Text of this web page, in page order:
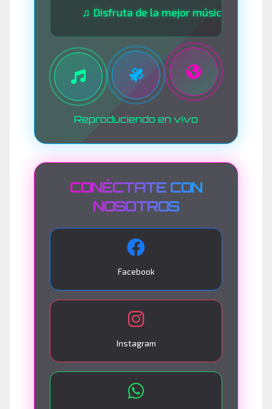
♫ Disfruta de la mejor música las 24 horas ♫ •
Reproduciendo en vivo
CONÉCTATE CON
NOSOTROS
Facebook
Instagram